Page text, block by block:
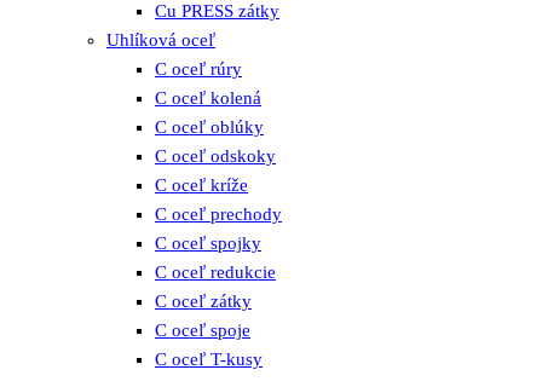
Cu PRESS zátky
Uhlíková oceľ
C oceľ rúry
C oceľ kolená
C oceľ oblúky
C oceľ odskoky
C oceľ kríže
C oceľ prechody
C oceľ spojky
C oceľ redukcie
C oceľ zátky
C oceľ spoje
C oceľ T-kusy